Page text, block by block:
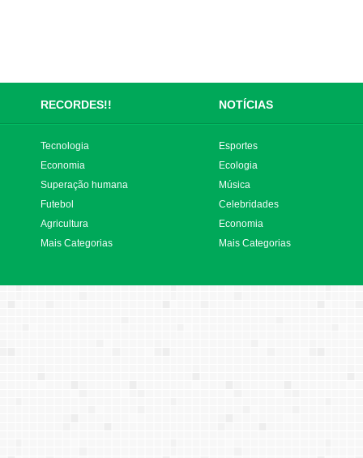
RECORDES!! NOTÍCIAS
Tecnologia
Economia
Superação humana
Futebol
Agricultura
Mais Categorias
Esportes
Ecologia
Música
Celebridades
Economia
Mais Categorias